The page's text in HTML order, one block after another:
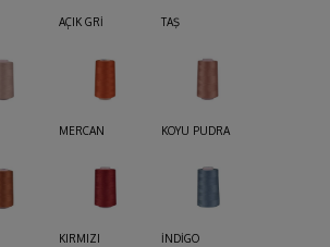
AÇIK GRİ TAŞ
MERCAN KOYU PUDRA
KIRMIZI İNDİGO